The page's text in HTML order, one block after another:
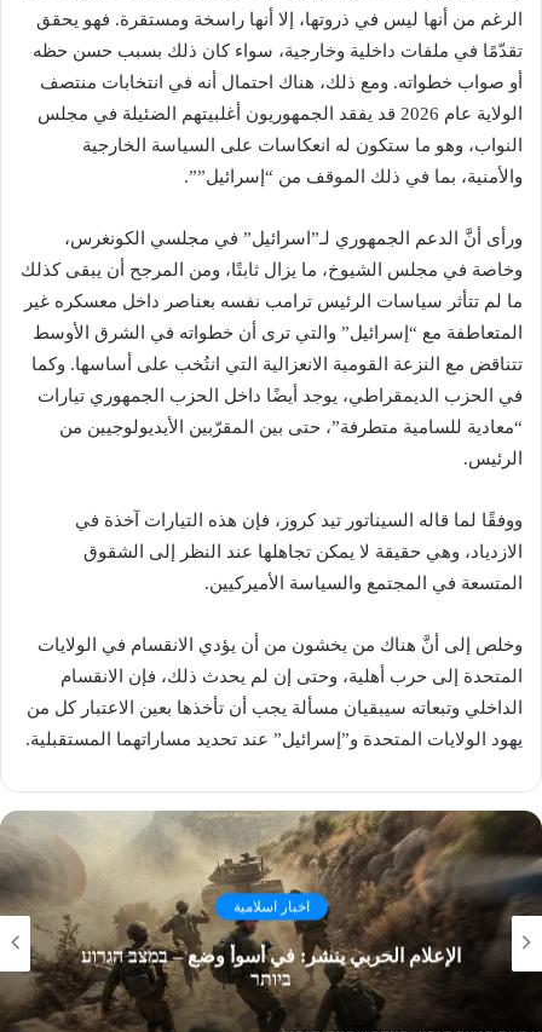
الرغم من أنها ليس في ذروتها، إلا أنها راسخة ومستقرة. فهو يحقق
تقدّمًا في ملفات داخلية وخارجية، سواء كان ذلك بسبب حسن حظه
أو صواب خطواته. ومع ذلك، هناك احتمال أنه في انتخابات منتصف
الولاية عام 2026 قد يفقد الجمهوريون أغلبيتهم الضئيلة في مجلس
النواب، وهو ما ستكون له انعكاسات على السياسة الخارجية
والأمنية، بما في ذلك الموقف من “إسرائيل””.
ورأى أنَّ الدعم الجمهوري لـ”اسرائيل” في مجلسي الكونغرس،
وخاصة في مجلس الشيوخ، ما يزال ثابتًا، ومن المرجح أن يبقى كذلك
ما لم تتأثر سياسات الرئيس ترامب نفسه بعناصر داخل معسكره غير
المتعاطفة مع “إسرائيل” والتي ترى أن خطواته في الشرق الأوسط
تتناقض مع النزعة القومية الانعزالية التي انتُخب على أساسها. وكما
في الحزب الديمقراطي، يوجد أيضًا داخل الحزب الجمهوري تيارات
“معادية للسامية متطرفة”، حتى بين المقرّبين الأيديولوجيين من
الرئيس.
ووفقًا لما قاله السيناتور تيد كروز، فإن هذه التيارات آخذة في
الازدياد، وهي حقيقة لا يمكن تجاهلها عند النظر إلى الشقوق
المتسعة في المجتمع والسياسة الأميركيين.
وخلص إلى أنَّ هناك من يخشون من أن يؤدي الانقسام في الولايات
المتحدة إلى حرب أهلية، وحتى إن لم يحدث ذلك، فإن الانقسام
الداخلي وتبعاته سيبقيان مسألة يجب أن تأخذها بعين الاعتبار كل من
يهود الولايات المتحدة و”إسرائيل” عند تحديد مساراتهما المستقبلية.
اخبار اسلامية
الإعلام الحربي ينشر: في أسوأ وضع – במצב הגרוע
ביותר